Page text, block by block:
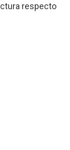
respecto